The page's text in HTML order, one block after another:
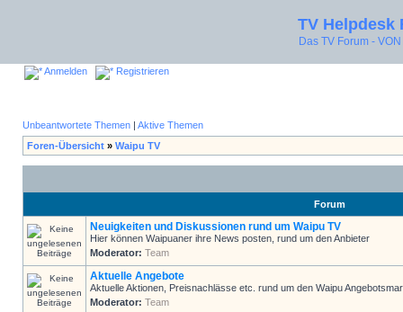
TV Helpdesk
Das TV Forum -
Anmelden Registrieren
Unbeantwortete Themen | Aktive Themen
Foren-Übersicht » Waipu TV
Forum
Neuigkeiten und Diskussionen rund um Waipu TV
Hier können Waipuaner ihre News posten, rund um den Anbieter
Moderator: Team
Aktuelle Angebote
Aktuelle Aktionen, Preisnachlässe etc. rund um den Waipu
Moderator: Team